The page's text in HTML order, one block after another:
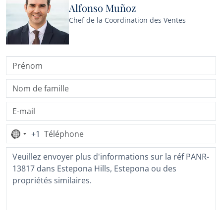
Alfonso Muñoz
Chef de la Coordination des Ventes
Aucun
pays
sélectionné
+1